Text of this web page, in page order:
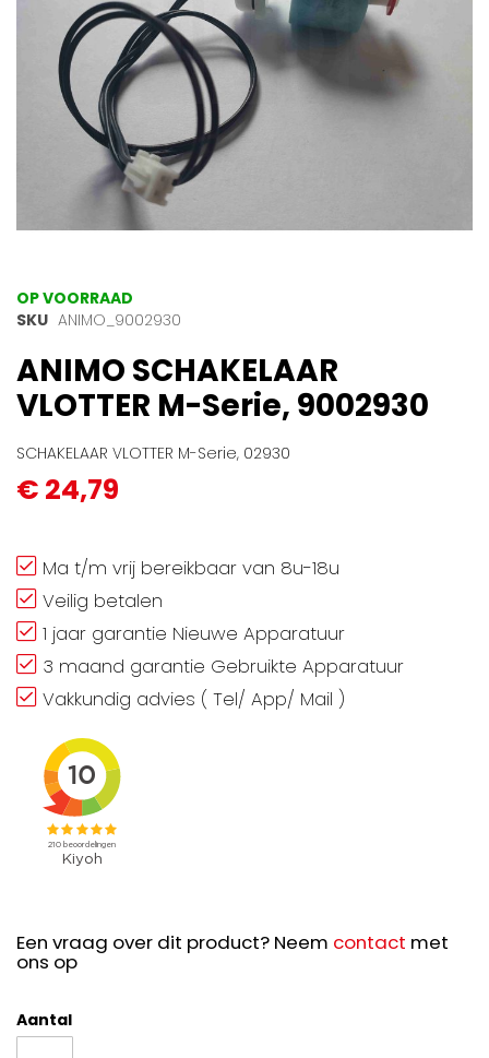
Ga
naar
begin
van
de
gallerij
OP VOORRAAD
SKU ANIMO_9002930
ANIMO SCHAKELAAR
VLOTTER M-Serie, 9002930
SCHAKELAAR VLOTTER M-Serie, 02930
€ 24,79
Ma t/m vrij bereikbaar van 8u-18u
Veilig betalen
1 jaar garantie Nieuwe Apparatuur
3 maand garantie Gebruikte Apparatuur
Vakkundig advies ( Tel/ App/ Mail )
Een vraag over dit product? Neem contact met
ons op
Aantal